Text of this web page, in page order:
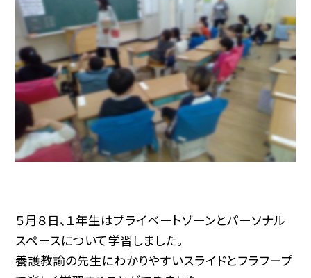
５月８日、１年生はプライベートゾーンとパーソナル
スペースについて学習しました。
養護教諭の先生にわかりやすいスライドとフラフープ